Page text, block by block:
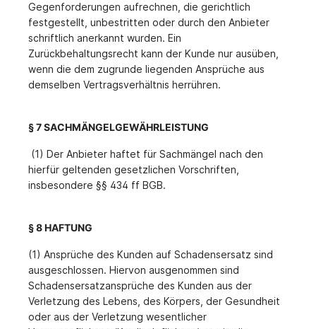
Gegenforderungen aufrechnen, die gerichtlich
festgestellt, unbestritten oder durch den Anbieter
schriftlich anerkannt wurden. Ein
Zurückbehaltungsrecht kann der Kunde nur ausüben,
wenn die dem zugrunde liegenden Ansprüche aus
demselben Vertragsverhältnis herrühren.
§ 7 SACHMÄNGELGEWÄHRLEISTUNG
(1) Der Anbieter haftet für Sachmängel nach den
hierfür geltenden gesetzlichen Vorschriften,
insbesondere §§ 434 ff BGB.
§ 8 HAFTUNG
(1) Ansprüche des Kunden auf Schadensersatz sind
ausgeschlossen. Hiervon ausgenommen sind
Schadensersatzansprüche des Kunden aus der
Verletzung des Lebens, des Körpers, der Gesundheit
oder aus der Verletzung wesentlicher